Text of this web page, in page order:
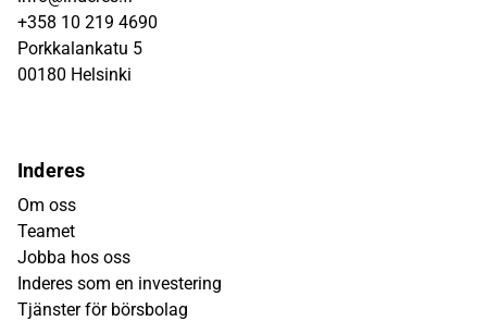
+358 10 219 4690
Porkkalankatu 5
00180 Helsinki
Inderes
Om oss
Teamet
Jobba hos oss
Inderes som en investering
Tjänster för börsbolag